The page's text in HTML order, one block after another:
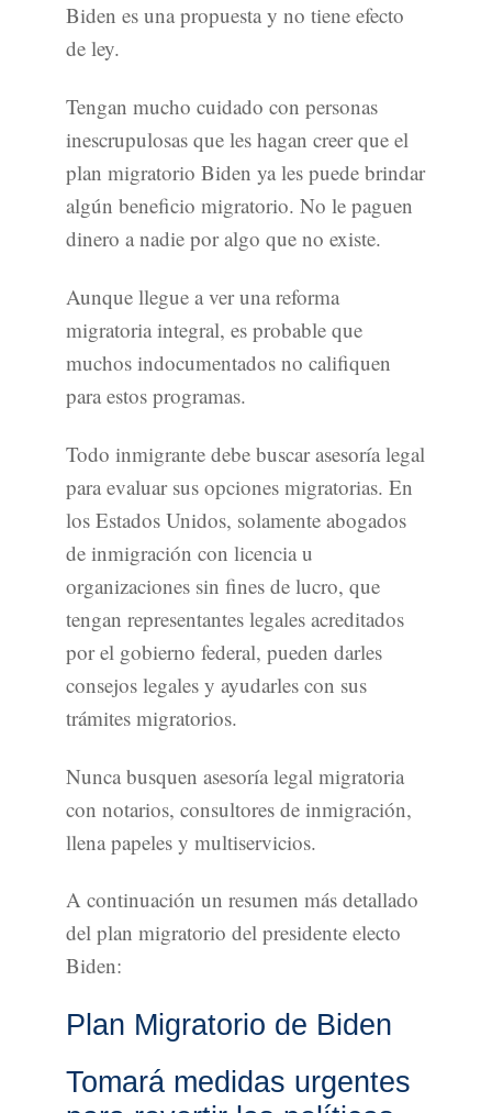
Biden es una propuesta y no tiene efecto
de ley.
Tengan mucho cuidado con personas
inescrupulosas que les hagan creer que el
plan migratorio Biden ya les puede brindar
algún beneficio migratorio. No le paguen
dinero a nadie por algo que no existe.
Aunque llegue a ver una reforma
migratoria integral, es probable que
muchos indocumentados no califiquen
para estos programas.
Todo inmigrante debe buscar asesoría legal
para evaluar sus opciones migratorias. En
los Estados Unidos, solamente abogados
de inmigración con licencia u
organizaciones sin fines de lucro, que
tengan representantes legales acreditados
por el gobierno federal, pueden darles
consejos legales y ayudarles con sus
trámites migratorios.
Nunca busquen asesoría legal migratoria
con notarios, consultores de inmigración,
llena papeles y multiservicios.
A continuación un resumen más detallado
del plan migratorio del presidente electo
Biden:
Plan Migratorio de Biden
Tomará medidas urgentes